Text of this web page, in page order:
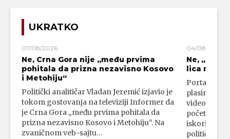
UKRATKO
07/08/2026
Ne, Crna Gora nije „među prvima
pohitala da prizna nezavisno Kosovo
i Metohiju“
Politički analitičar Vladan Jeremić izjavio je
tokom gostovanja na televiziji Informer da
je Crna Gora „među prvima pohitala da
prizna nezavisno Kosovo i Metohiju“. Na
zvaničnom veb-sajtu…
04/08/2026
Ne,
lica
Portal 24
plasirali su
video-
početka
iskorišćava
političkim